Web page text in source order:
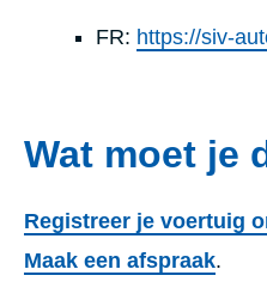
FR: https://siv-
Wat moet je
Registreer je voertuig
Maak een afspraak.